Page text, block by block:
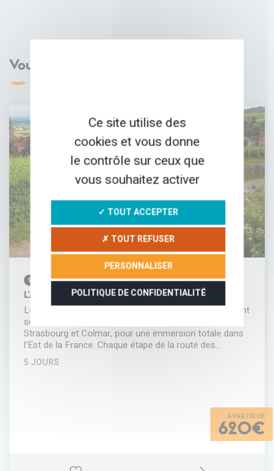
Vous aimerez aussi
VÉLO
L'ALSACE À VÉLO DE STRASBOURG À COLMAR
Le long de petites voies ou de pistes cyclables finement
sélectionnées, vous découvrez les vignobles entre
Strasbourg et Colmar, pour une immersion totale dans
l’Est de la France. Chaque étape de la route des…
5 JOURS
620€
Ce site utilise des
cookies et vous donne
le contrôle sur ceux que
vous souhaitez activer
✓ TOUT ACCEPTER
✗ TOUT REFUSER
PERSONNALISER
POLITIQUE DE CONFIDENTIALITÉ